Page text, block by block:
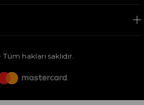
hakları saklıdır.